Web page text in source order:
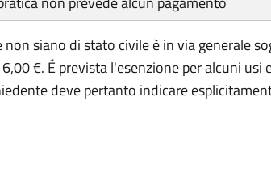
siano di stato civile è in via generale
€. É prevista l'esenzione per alcuni usi
deve pertanto indicare